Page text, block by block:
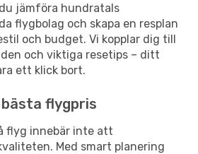
jämföra hundratals
flygbolag och skapa en resplan
och budget. Vi kopplar dig till
och viktiga resetips – ditt
ett klick bort.
flygpris
flyg innebär inte att
Med smart planering